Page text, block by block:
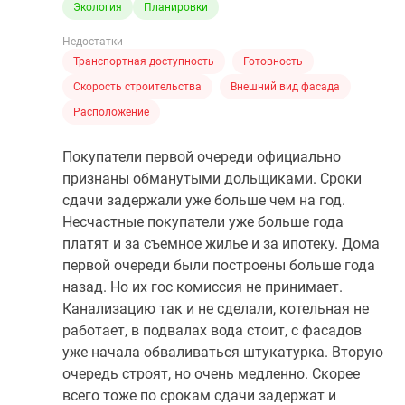
Экология Планировки
Недостатки
Транспортная доступность
Готовность
Скорость строительства
Внешний вид фасада
Расположение
Покупатели первой очереди официально
признаны обманутыми дольщиками. Сроки
сдачи задержали уже больше чем на год.
Несчастные покупатели уже больше года
платят и за съемное жилье и за ипотеку. Дома
первой очереди были построены больше года
назад. Но их гос комиссия не принимает.
Канализацию так и не сделали, котельная не
работает, в подвалах вода стоит, с фасадов
уже начала обваливаться штукатурка. Вторую
очередь строят, но очень медленно. Скорее
всего тоже по срокам сдачи задержат и